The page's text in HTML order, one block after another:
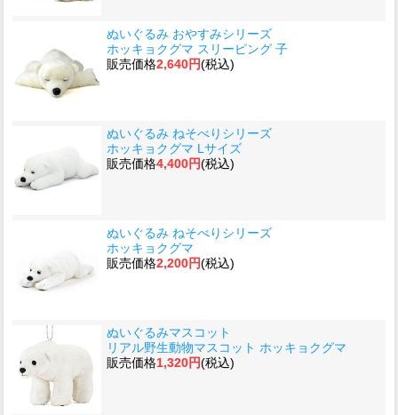
ぬいぐるみ おやすみシリーズ
ホッキョクグマ スリーピング 子
販売価格2,640円(税込)
ぬいぐるみ ねそべりシリーズ
ホッキョクグマ Lサイズ
販売価格4,400円(税込)
ぬいぐるみ ねそべりシリーズ
ホッキョクグマ
販売価格2,200円(税込)
ぬいぐるみマスコット
リアル野生動物マスコット ホッキョクグマ
販売価格1,320円(税込)